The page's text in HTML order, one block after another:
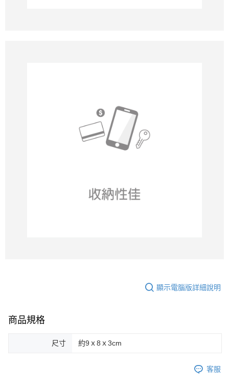
顯示電腦版詳細說明
商品規格
尺寸 約9ｘ8ｘ3cm
客服